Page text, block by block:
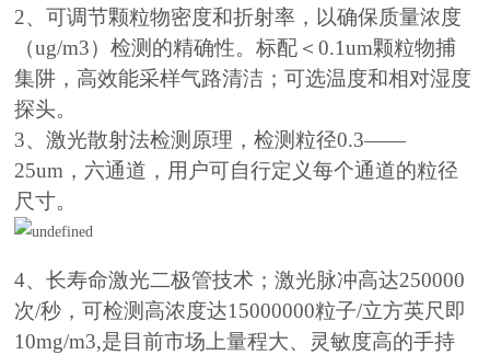
2、可调节颗粒物密度和折射率，以确保质量浓度
（ug/m3）检测的精确性。标配＜0.1um颗粒物捕
集阱，高效能采样气路清洁；可选温度和相对湿度
探头。
3、激光散射法检测原理，检测粒径0.3——
25um，六通道，用户可自行定义每个通道的粒径
尺寸。
4、长寿命激光二极管技术；激光脉冲高达250000
次/秒，可检测高浓度达15000000粒子/立方英尺即
10mg/m3,是目前市场上量程大、灵敏度高的手持